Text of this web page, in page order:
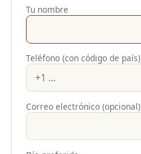
Tu nombre
Teléfono (con código de país)
Correo electrónico (opcional)